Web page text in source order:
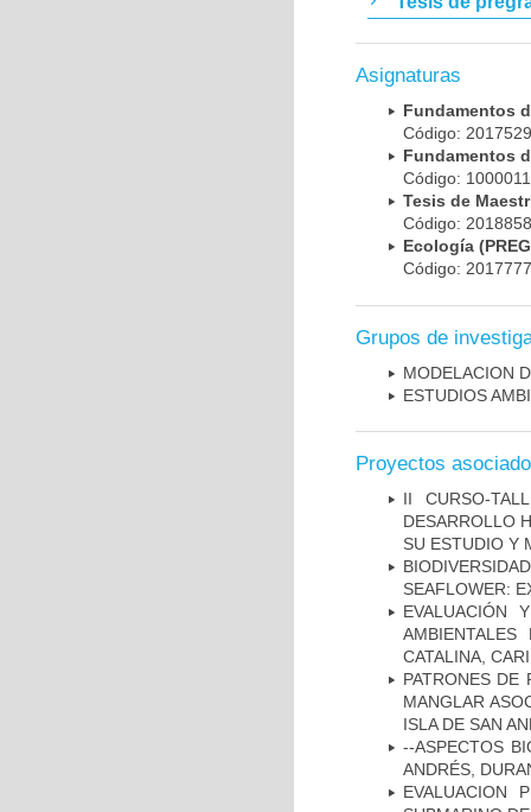
Asignaturas
Fundamentos
Código:
Fundamentos
Código:
Tesis de
Código:
Ecología
Código:
Grupos de
MODELACION
ESTUDIOS
Proyectos
II CURSO-
DESARROLLO
SU ESTUDIO Y
SEAFLOWER:
EVALUACIÓN
CATALINA,
PATRONES DE
MANGLAR
ISLA DE SAN
--ASPECTOS
ANDRÉS,
EVALUACION